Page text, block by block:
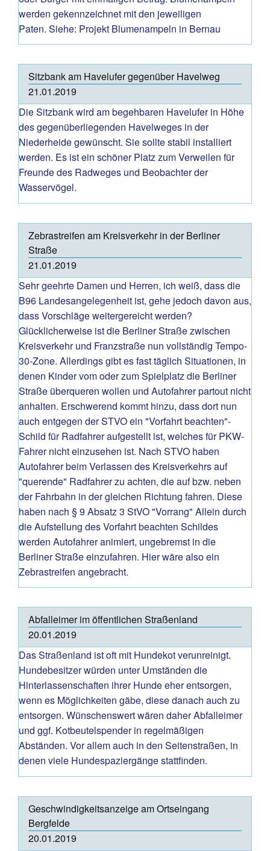
werden gekennzeichnet mit den jeweiligen
Paten. Siehe: Projekt Blumenampeln in Bernau
Sitzbank am Havelufer gegenüber Havelweg
21.01.2019
Die Sitzbank wird am begehbaren Havelufer in Höhe
des gegenüberliegenden Havelweges in der
Niederheide gewünscht. Sie sollte stabil installiert
werden. Es ist ein schöner Platz zum Verweilen für
Freunde des Radweges und Beobachter der
Wasservögel.
Zebrastreifen am Kreisverkehr in der Berliner
Straße
21.01.2019
Sehr geehrte Damen und Herren, ich weiß, dass die
B96 Landesangelegenheit ist, gehe jedoch davon aus,
dass Vorschläge weitergereicht werden?
Glücklicherweise ist die Berliner Straße zwischen
Kreisverkehr und Franzstraße nun vollständig Tempo-
30-Zone. Allerdings gibt es fast täglich Situationen, in
denen Kinder vom oder zum Spielplatz die Berliner
Straße überqueren wollen und Autofahrer partout nicht
anhalten. Erschwerend kommt hinzu, dass dort nun
auch entgegen der STVO ein "Vorfahrt beachten"-
Schild für Radfahrer aufgestellt ist, welches für PKW-
Fahrer nicht einzusehen ist. Nach STVO haben
Autofahrer beim Verlassen des Kreisverkehrs auf
"querende" Radfahrer zu achten, die auf bzw. neben
der Fahrbahn in der gleichen Richtung fahren. Diese
haben nach § 9 Absatz 3 StVO "Vorrang" Allein durch
die Aufstellung des Vorfahrt beachten Schildes
werden Autofahrer animiert, ungebremst in die
Berliner Straße einzufahren. Hier wäre also ein
Zebrastreifen angebracht.
Abfalleimer im öffentlichen Straßenland
20.01.2019
Das Straßenland ist oft mit Hundekot verunreinigt.
Hundebesitzer würden unter Umständen die
Hinterlassenschaften ihrer Hunde eher entsorgen,
wenn es Möglichkeiten gäbe, diese danach auch zu
entsorgen. Wünschenswert wären daher Abfalleimer
und ggf. Kotbeutelspender in regelmäßigen
Abständen. Vor allem auch in den Seitenstraßen, in
denen viele Hundespaziergänge stattfinden.
Geschwindigkeitsanzeige am Ortseingang
Bergfelde
20.01.2019